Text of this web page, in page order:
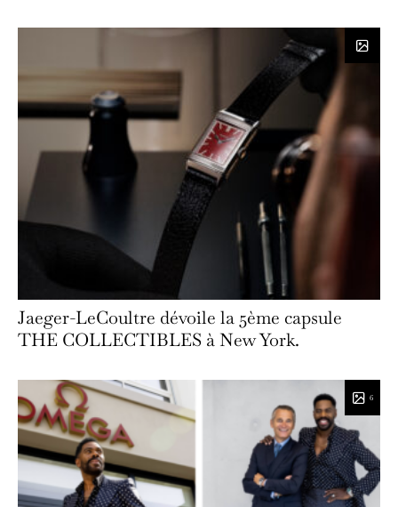
Jaeger-LeCoultre dévoile la 5ème capsule
THE COLLECTIBLES à New York.
6